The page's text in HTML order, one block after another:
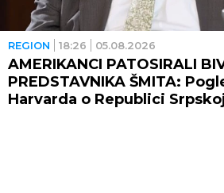
REGION 18:26 05.08.2026
AMERIKANCI PATOSIRALI
PREDSTAVNIKA ŠMITA:
Harvarda o Republici